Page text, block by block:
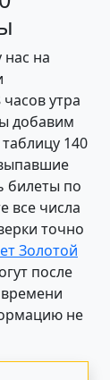
на
утра
добавим
140
билеты по
все числа
точно
Золотой
после
не